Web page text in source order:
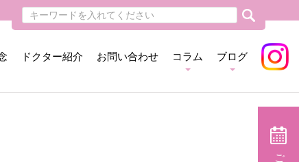
ドクター紹介 お問い合わせ コラム ブログ
ご